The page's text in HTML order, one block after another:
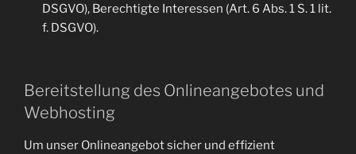
DSGVO), Berechtigte Interessen (Art. 6 Abs. 1 S. 1 lit.
f. DSGVO).
Bereitstellung des Onlineangebotes und
Webhosting
Um unser Onlineangebot sicher und effizient